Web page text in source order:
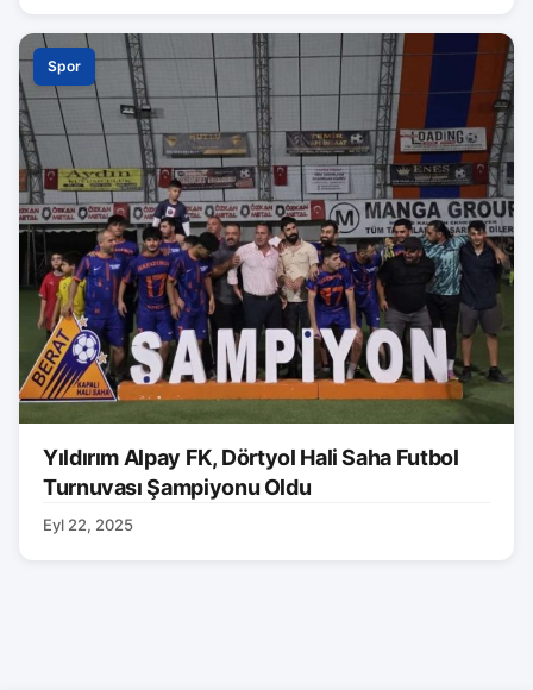
Spor
Yıldırım Alpay FK, Dörtyol Hali Saha Futbol
Turnuvası Şampiyonu Oldu
Eyl 22, 2025